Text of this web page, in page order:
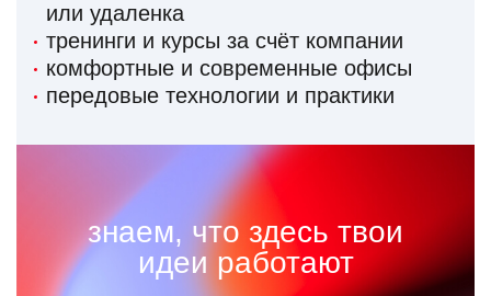
или удаленка
тренинги и курсы за счёт компании
комфортные и современные офисы
передовые технологии и практики
знаем, что здесь твои
идеи работают